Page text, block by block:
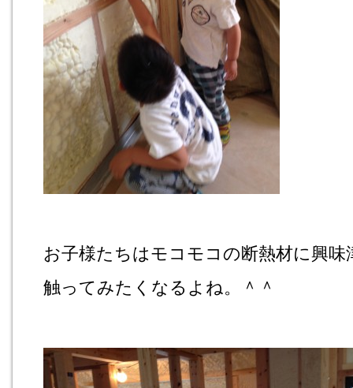
お子様たちはモコモコの断熱材に興味
触ってみたくなるよね。＾＾